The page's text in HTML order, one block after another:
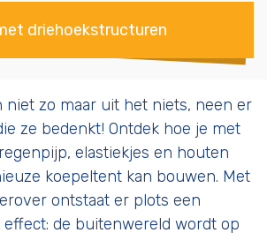
driehoekstructuren
niet zo maar uit het niets, neen er
ze bedenkt! Ontdek hoe je met
elastiekjes en houten
koepeltent kan bouwen. Met
ontstaat er plots een
effect: de buitenwereld wordt op